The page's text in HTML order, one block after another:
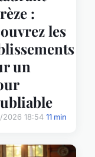
:
les
un
2026 18:54 11 min